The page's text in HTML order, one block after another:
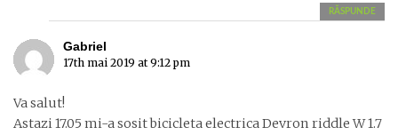
RĂSPUNDE
Gabriel
17th mai 2019 at 9:12 pm
Va salut!
Astazi 17.05 mi-a sosit bicicleta electrica Devron riddle W 1.7